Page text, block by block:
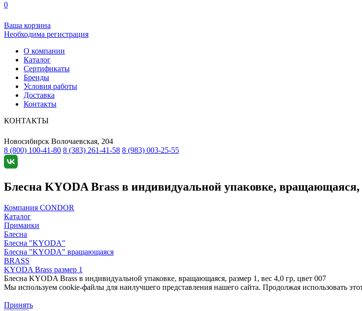
0
Ваша корзина
Необходима регистрация
О компании
Каталог
Сертификаты
Бренды
Условия работы
Доставка
Контакты
КОНТАКТЫ
Новосибирск Волочаевская, 204
8 (800) 100-41-80 8 (383) 261-41-58 8 (983) 003-25-55
Блесна KYODA Brass в индивидуальной упаковке, вращающаяся,
Компания CONDOR
Каталог
Приманки
Блесна
Блесна "KYODA"
Блесна "KYODA" вращающаяся
BRASS
KYODA Brass размер 1
Блесна KYODA Brass в индивидуальной упаковке, вращающаяся, размер 1, вес 4,0 гр, цвет 007
Мы используем cookie-файлы для наилучшего представления нашего сайта. Продолжая использовать
Принять